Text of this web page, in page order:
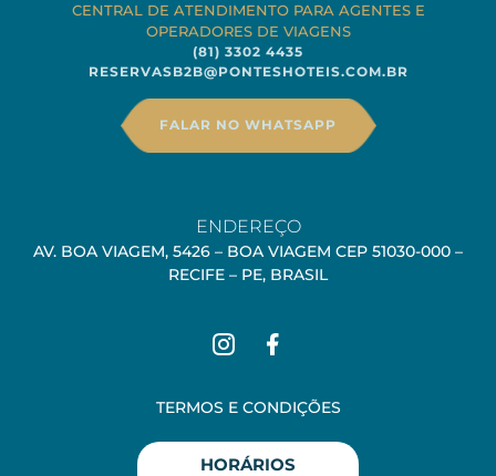
CENTRAL DE ATENDIMENTO PARA AGENTES E
OPERADORES DE VIAGENS
(81) 3302 4435
RESERVASB2B@PONTESHOTEIS.COM.BR
FALAR NO WHATSAPP
ENDEREÇO
AV. BOA VIAGEM, 5426 – BOA VIAGEM CEP 51030-000 –
RECIFE – PE, BRASIL
TERMOS E CONDIÇÕES
HORÁRIOS